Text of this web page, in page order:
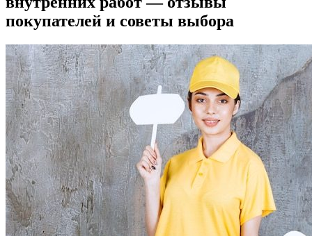
покупателей и советы выбора